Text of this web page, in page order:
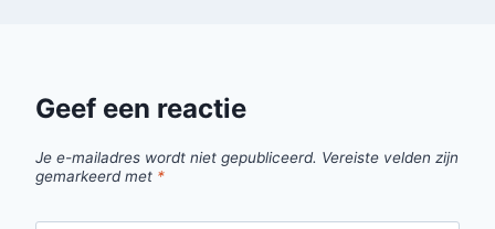
Geef een reactie
Je e-mailadres wordt niet gepubliceerd. Vereiste velden zijn
gemarkeerd met *